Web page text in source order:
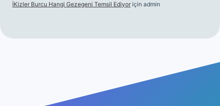
İKizler Burcu Hangi Gezegeni Temsil Ediyor için admin